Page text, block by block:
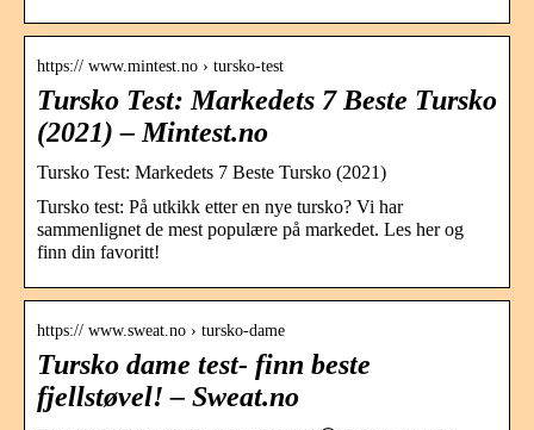
https:// www.mintest.no › tursko-test
Tursko Test: Markedets 7 Beste Tursko
(2021) – Mintest.no
Tursko Test: Markedets 7 Beste Tursko (2021)
Tursko test: På utkikk etter en nye tursko? Vi har
sammenlignet de mest populære på markedet. Les her og
finn din favoritt!
https:// www.sweat.no › tursko-dame
Tursko dame test- finn beste
fjellstøvel! – Sweat.no